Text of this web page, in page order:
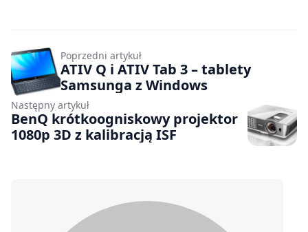
Poprzedni artykuł
ATIV Q i ATIV Tab 3 – tablety
Samsunga z Windows
Następny artykuł
BenQ krótkoogniskowy projektor
1080p 3D z kalibracją ISF